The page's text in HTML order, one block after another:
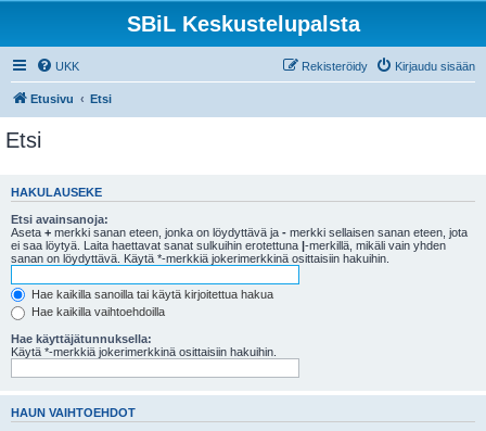
SBiL Keskustelupalsta
UKK Kirjaudu sisään
Rekisteröidy
Etusivu Etsi
Etsi
HAKULAUSEKE
Etsi avainsanoja:
Aseta + merkki sanan eteen, jonka on löydyttävä ja - merkki sellaisen sanan eteen, jota
ei saa löytyä. Laita haettavat sanat sulkuihin erotettuna |-merkillä, mikäli vain yhden
sanan on löydyttävä. Käytä *-merkkiä jokerimerkkinä osittaisiin hakuihin.
Hae kaikilla sanoilla tai käytä kirjoitettua hakua
Hae kaikilla vaihtoehdoilla
Hae käyttäjätunnuksella:
Käytä *-merkkiä jokerimerkkinä osittaisiin hakuihin.
HAUN VAIHTOEHDOT